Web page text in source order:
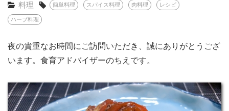
料理 簡単料理 スパイス料理 肉料理 レシピ
ハーブ料理
夜の貴重なお時間にご訪問いただき、誠にありがとうござ
います。食育アドバイザーのちえです。